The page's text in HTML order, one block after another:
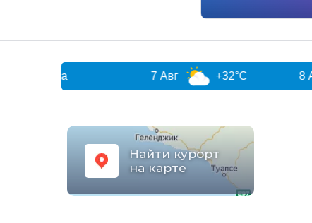
+32°C
Найти курорт
на карте